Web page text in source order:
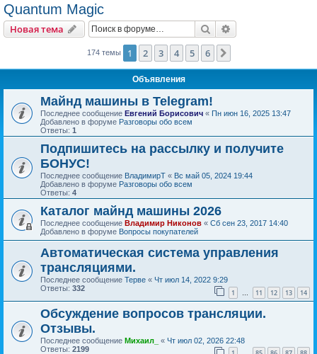
Quantum Magic
Новая тема Поиск
174 темы 1 2 3 4 5 6
Объявления
Майнд машины в Telegram!
Последнее сообщение Евгений Борисович « Пн июн 16, 2025 13:47
Добавлено в форуме Разговоры обо всем
Ответы: 1
Подпишитесь на рассылку и получите
БОНУС!
Последнее сообщение ВладимирТ « Вс май 05, 2024 19:44
Добавлено в форуме Разговоры обо всем
Ответы: 4
Каталог майнд машины 2026
Последнее сообщение Владимир Никонов « Сб сен 23, 2017 14:40
Добавлено в форуме Вопросы покупателей
Автоматическая система управления
трансляциями.
Последнее сообщение Терве « Чт июл 14, 2022 9:29
Ответы: 332 1 … 11 12 13 14
Обсуждение вопросов трансляции.
Отзывы.
Последнее сообщение Михаил_ « Чт июл 02, 2026 22:48
Ответы: 2199